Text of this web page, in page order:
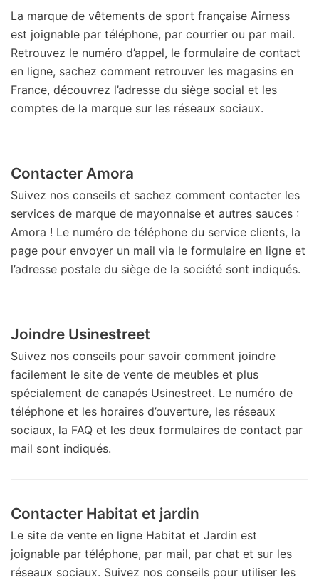
La marque de vêtements de sport française Airness
est joignable par téléphone, par courrier ou par mail.
Retrouvez le numéro d’appel, le formulaire de contact
en ligne, sachez comment retrouver les magasins en
France, découvrez l’adresse du siège social et les
comptes de la marque sur les réseaux sociaux.
Contacter Amora
Suivez nos conseils et sachez comment contacter les
services de marque de mayonnaise et autres sauces :
Amora ! Le numéro de téléphone du service clients, la
page pour envoyer un mail via le formulaire en ligne et
l’adresse postale du siège de la société sont indiqués.
Joindre Usinestreet
Suivez nos conseils pour savoir comment joindre
facilement le site de vente de meubles et plus
spécialement de canapés Usinestreet. Le numéro de
téléphone et les horaires d’ouverture, les réseaux
sociaux, la FAQ et les deux formulaires de contact par
mail sont indiqués.
Contacter Habitat et jardin
Le site de vente en ligne Habitat et Jardin est
joignable par téléphone, par mail, par chat et sur les
réseaux sociaux. Suivez nos conseils pour utiliser les